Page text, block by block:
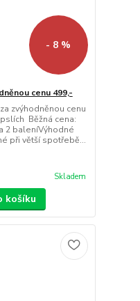
- 8 %
cenu 499,-
zvýhodněnou cenu
Běžná cena:
2 baleníVýhodné
při větší spotřebě...
Skladem
košíku